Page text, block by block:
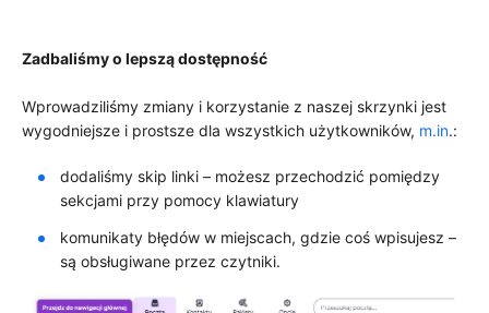
Zadbaliśmy o lepszą dostępność
Wprowadziliśmy zmiany i korzystanie z naszej skrzynki jest
wygodniejsze i prostsze dla wszystkich użytkowników, m.in.:
dodaliśmy skip linki – możesz przechodzić pomiędzy
sekcjami przy pomocy klawiatury
komunikaty błędów w miejscach, gdzie coś wpisujesz –
są obsługiwane przez czytniki.